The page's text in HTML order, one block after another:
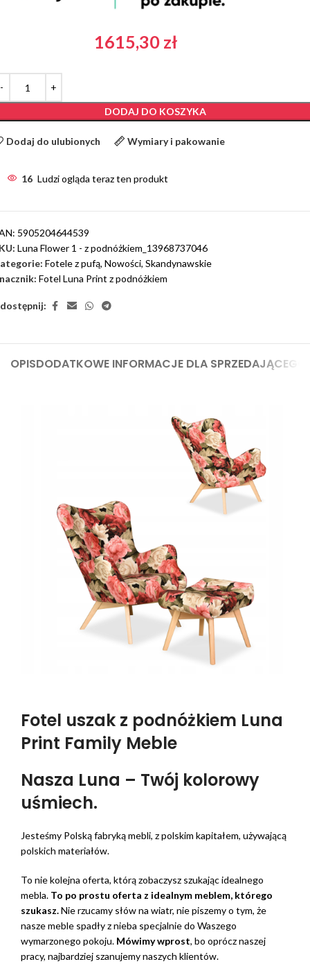
1615,30 zł
DODAJ DO KOSZYKA
Dodaj do ulubionych Wymiary i pakowanie
16 Ludzi ogląda teraz ten produkt
5905204644539
Luna Flower 1 - z podnóżkiem_13968737046
Fotele z pufą, Nowości, Skandynawskie
Fotel Luna Print z podnóżkiem
OPISDODATKOWE INFORMACJE DLA SPRZEDAJĄCEGO
Fotel uszak z podnóżkiem Luna
Print Family Meble
Nasza Luna – Twój kolorowy
uśmiech.
Jesteśmy Polską fabryką mebli, z polskim kapitałem, używającą
polskich materiałów.
To nie kolejna oferta, którą zobaczysz szukając idealnego
mebla. To po prostu oferta z idealnym meblem, którego
szukasz.Nie rzucamy słów na wiatr, nie piszemy o tym, że
nasze meble spadły z nieba specjalnie do Waszego
wymarzonego pokoju. Mówimy wprost, bo oprócz naszej
pracy, najbardziej szanujemy naszych klientów.